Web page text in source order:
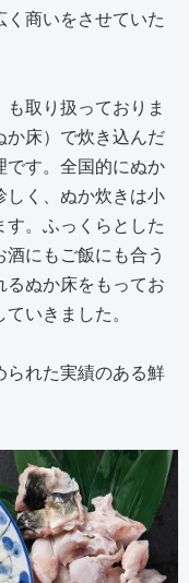
商いをさせていた
取り扱っておりま
か床）で炊き込んだ
です。全国的にぬか
しく、ぬか炊きは小
。ふっくらとした
にもご飯にも合う
るぬか床をもってお
いきました。
られた実績のある鮮